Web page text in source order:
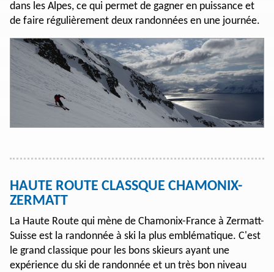
dans les Alpes, ce qui permet de gagner en puissance et
de faire régulièrement deux randonnées en une journée.
HAUTE ROUTE CLASSQUE CHAMONIX-
ZERMATT
La Haute Route qui mène de Chamonix-France à Zermatt-
Suisse est la randonnée à ski la plus emblématique. C'est
le grand classique pour les bons skieurs ayant une
expérience du ski de randonnée et un très bon niveau